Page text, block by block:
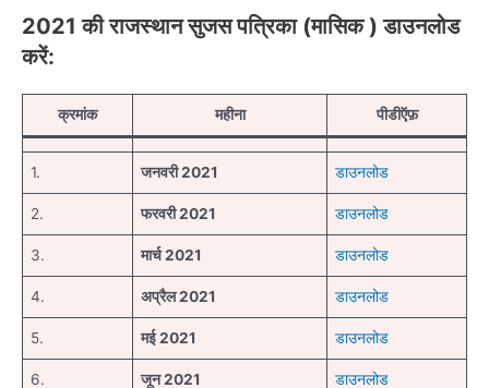
2021 की राजस्थान सुजस पत्रिका (मासिक ) डाउनलोड
करें:
क्रमांक महीना पीडीऍफ़
1. जनवरी 2021 डाउनलोड
2. फरवरी 2021 डाउनलोड
3. मार्च 2021 डाउनलोड
4. अप्रैल 2021 डाउनलोड
5. मई 2021 डाउनलोड
6. जून 2021 डाउनलोड